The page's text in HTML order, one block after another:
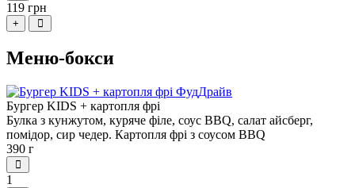
119 грн
+
Меню-бокси
Бургер KIDS + картопля фрі
Булка з кунжутом, куряче філе, соус BBQ, салат айсберг,
помідор, сир чедер. Картопля фрі з соусом BBQ
390 г
1